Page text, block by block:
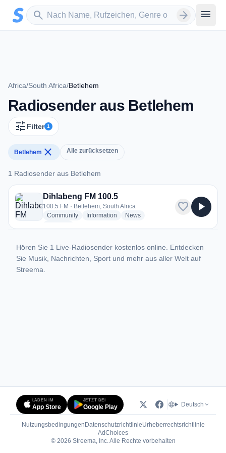
Zum Hauptinhalt springen
search
Sender suchen arrow_forward menu
Africa/South Africa/Betlehem
Radiosender aus Betlehem
tune Filter 1
Betlehem close Alle zurücksetzen
1 Radiosender aus Betlehem
1 Radiosender aus Betlehem
Dihlabeng FM 100.5
100.5 FM · Betlehem, South Africa
Communityradio stations
Information radio stations
Newsradio stations
favorite play_arrow
Hören Sie 1 Live-Radiosender kostenlos online. Entdecken
Sie Musik, Nachrichten, Sport und mehr aus aller Welt auf
Streema.
LADEN IM
App Store
JETZT BEI
Google Play Deutsch
Nutzungsbedingungen DatenschutzrichtlinieUrheberrechtsrichtlinie
AdChoices(öffnet in neuem Tab)
© 2026 Streema, Inc. Alle Rechte vorbehalten